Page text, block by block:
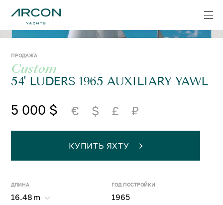
ПРОДАЖА
Custom
54' LUDERS 1965 AUXILIARY YAWL
5 000 $ € $ £ ₽
ДЛИНА
16.48 m
ГОД ПОСТРОЙКИ
1965
КУПИТЬ ЯХТУ